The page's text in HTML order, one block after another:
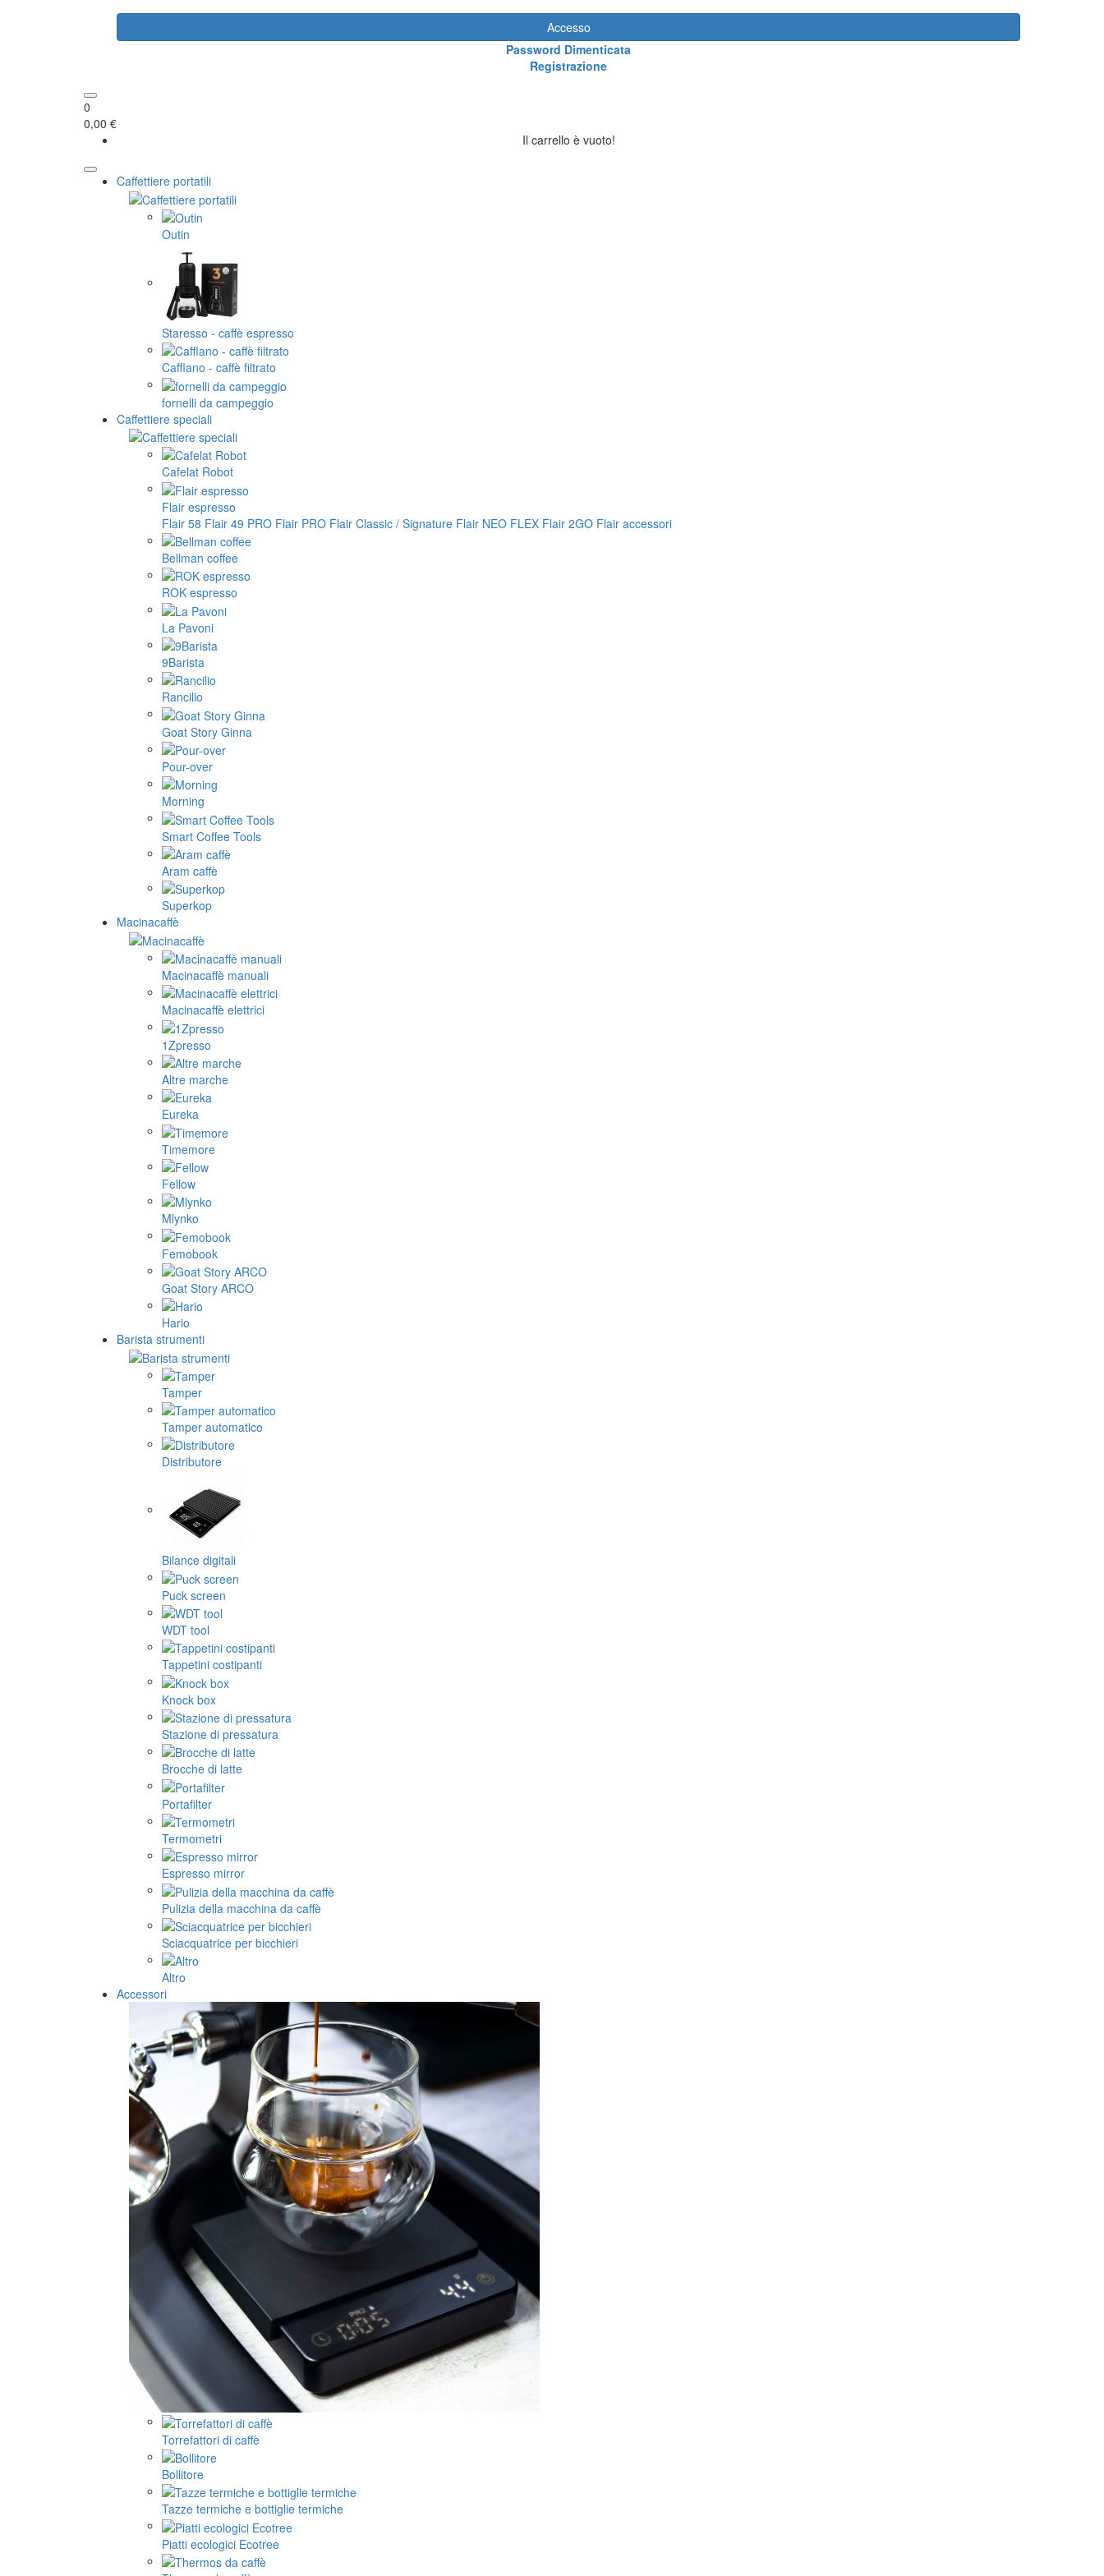
Accesso
Password Dimenticata
Registrazione
0
0,00 €
Il carrello è vuoto!
Caffettiere portatili
Outin
Staresso - caffè espresso
Cafflano - caffè filtrato
fornelli da campeggio
Caffettiere speciali
Cafelat Robot
Flair espresso
Flair 58 Flair 49 PRO Flair PRO Flair Classic / Signature Flair NEO FLEX Flair 2GO Flair accessori
Bellman coffee
ROK espresso
La Pavoni
9Barista
Rancilio
Goat Story Ginna
Pour-over
Morning
Smart Coffee Tools
Aram caffè
Superkop
Macinacaffè
Macinacaffè manuali
Macinacaffè elettrici
1Zpresso
Altre marche
Eureka
Timemore
Fellow
Mlynko
Femobook
Goat Story ARCO
Hario
Barista strumenti
Tamper
Tamper automatico
Distributore
Bilance digitali
Puck screen
WDT tool
Tappetini costipanti
Knock box
Stazione di pressatura
Brocche di latte
Portafilter
Termometri
Espresso mirror
Pulizia della macchina da caffè
Sciacquatrice per bicchieri
Altro
Accessori
Torrefattori di caffè
Bollitore
Tazze termiche e bottiglie termiche
Piatti ecologici Ecotree